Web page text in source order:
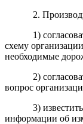
2.
1)
схему
необходимые
2)
вопрос
3)
информации об